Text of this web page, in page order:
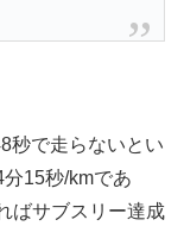
秒で走らないとい
15秒/kmであ
ばサブスリー達成